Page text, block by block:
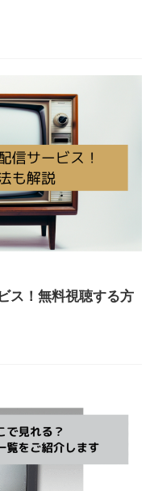
ス！無料視聴する方